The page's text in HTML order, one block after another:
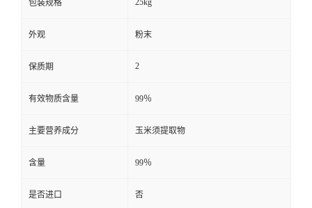
包装规格
外观 粉末
保质期 2
有效物质含量 99％
主要营养成分 玉米须提取物
含量 99％
是否进口 否